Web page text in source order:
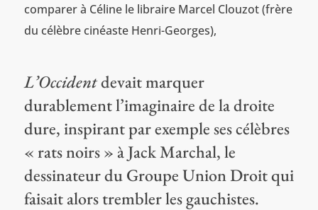
comparer à Céline le libraire Marcel Clouzot (frère
du célèbre cinéaste Henri-Georges),
L’Occidentdevait marquer
durablement l’imaginaire de la droite
dure, inspirant par exemple ses célèbres
« rats noirs » à Jack Marchal, le
dessinateur du Groupe Union Droit qui
faisait alors trembler les gauchistes.